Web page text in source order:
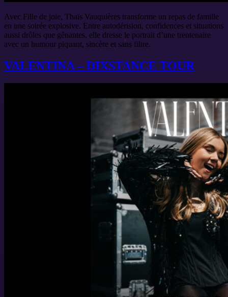
Avec Fille de joie, Thaïs Vauquières transforme un repas de famille
en une soirée explosive. Entre autodérision, confidences et situations
aussi drôles que gênantes, elle dresse le portrait d’une trentenaire
avec un humour piquant, sincère et sans filtre.
VALENTINA – DIXSTANCE TOUR